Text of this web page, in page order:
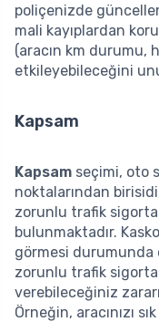
poliçenizde
mali kayıplardan
(aracın km durumu,
etkileyebileceğini
Kapsam
Kapsam seçimi, oto
noktalarından
zorunlu trafik
bulunmaktadır.
görmesi durumunda
zorunlu trafik
verebileceğiniz
Örneğin, aracınızı